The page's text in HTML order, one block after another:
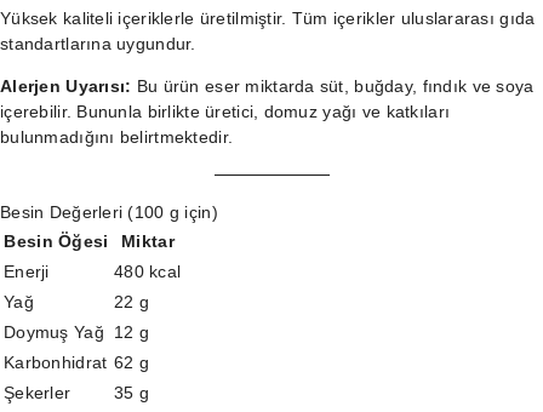
Yüksek kaliteli içeriklerle üretilmiştir. Tüm içerikler uluslararası gıda
standartlarına uygundur.
Alerjen Uyarısı: Bu ürün eser miktarda süt, buğday, fındık ve soya
içerebilir. Bununla birlikte üretici, domuz yağı ve katkıları
bulunmadığını belirtmektedir.
Besin Değerleri (100 g için)
Besin Öğesi
Miktar
Enerji
480 kcal
Yağ
22 g
Doymuş Yağ
12 g
Karbonhidrat 62 g
Şekerler
35 g